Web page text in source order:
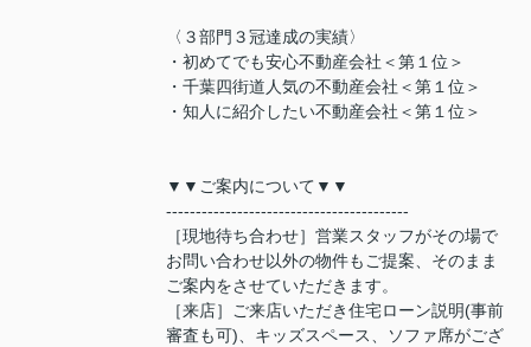
〈３部門３冠達成の実績〉
・初めてでも安心不動産会社＜第１位＞
・千葉四街道人気の不動産会社＜第１位＞
・知人に紹介したい不動産会社＜第１位＞
▼▼ご案内について▼▼
-----------------------------------------
［現地待ち合わせ］営業スタッフがその場で
お問い合わせ以外の物件もご提案、そのまま
ご案内をさせていただきます。
［来店］ご来店いただき住宅ローン説明(事前
審査も可)、キッズスペース、ソファ席がござ